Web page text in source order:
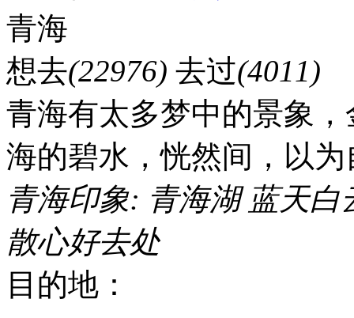
青海
想去(22976) 去过(4011)
青海有太多梦中的景象
海的碧水，恍然间，以
青海印象: 青海湖 蓝天白
散心好去处
目的地：